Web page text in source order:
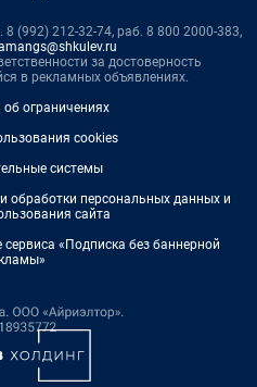
(992) 212-32-74, раб. 8 800 2000-383,
за достоверность
в рекламных объявлениях.
ограничениях
cookies
системы
обработки персональных данных и
сайта
«Подписка без баннерной